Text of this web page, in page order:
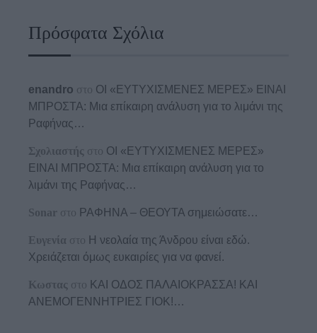
Πρόσφατα Σχόλια
enandro στο ΟΙ «ΕΥΤΥΧΙΣΜΕΝΕΣ ΜΕΡΕΣ» ΕΙΝΑΙ
ΜΠΡΟΣΤΑ: Μια επίκαιρη ανάλυση για το λιμάνι της
Ραφήνας…
Σχολιαστής στο ΟΙ «ΕΥΤΥΧΙΣΜΕΝΕΣ ΜΕΡΕΣ»
ΕΙΝΑΙ ΜΠΡΟΣΤΑ: Μια επίκαιρη ανάλυση για το
λιμάνι της Ραφήνας…
Sonar στο ΡΑΦΗΝΑ – ΘΕΟΥΤΑ σημειώσατε…
Ευγενία στο Η νεολαία της Άνδρου είναι εδώ.
Χρειάζεται όμως ευκαιρίες για να φανεί.
Κωστας στο ΚΑΙ ΟΔΟΣ ΠΑΛΑIΟΚΡΑΣΣΑ! ΚΑΙ
ΑΝΕΜΟΓΕΝΝΗΤΡΙΕΣ ΓΙΟΚ!…